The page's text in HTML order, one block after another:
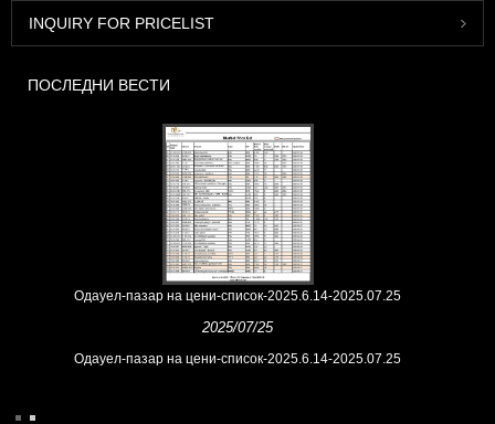
INQUIRY FOR PRICELIST
ПОСЛЕДНИ ВЕСТИ
Одауел-пазар на цени-список-2025.6.14-2025.07.25
2025/07/25
Одауел-пазар на цени-список-2025.6.14-2025.07.25